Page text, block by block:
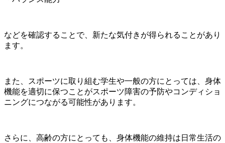
などを確認することで、新たな気付きが得られることがあり
ます。
また、スポーツに取り組む学生や一般の方にとっては、身体
機能を適切に保つことがスポーツ障害の予防やコンディショ
ニングにつながる可能性があります。
さらに、高齢の方にとっても、身体機能の維持は日常生活の